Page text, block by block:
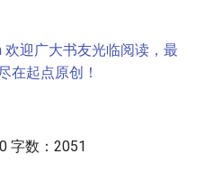
欢迎广大书友光临阅读，最
在起点原创！
字数：2051